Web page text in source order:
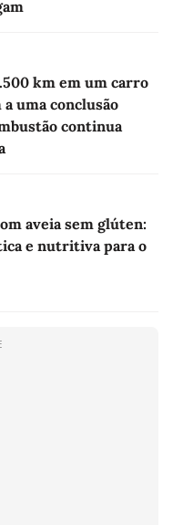
km em um carro
uma conclusão
continua
aveia sem glúten:
e nutritiva para o